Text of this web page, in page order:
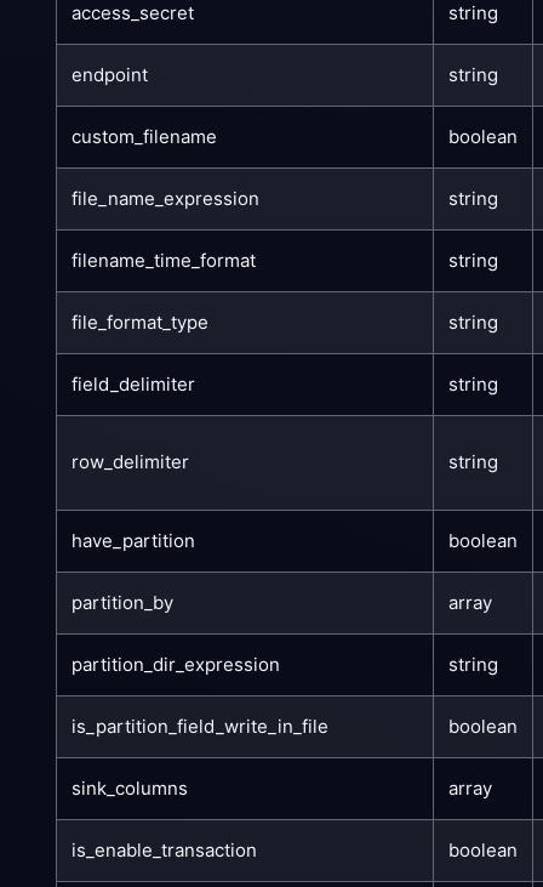
access_secret string
endpoint string
custom_filename boolean
file_name_expression string
filename_time_format string
file_format_type string
field_delimiter string
row_delimiter string
have_partition boolean
partition_by array
partition_dir_expression string
is_partition_field_write_in_file boolean
sink_columns array
is_enable_transaction boolean